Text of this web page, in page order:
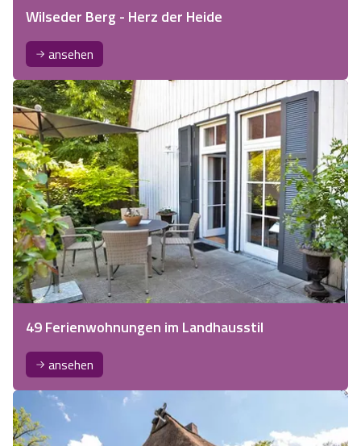
Wilseder Berg - Herz der Heide
ansehen
49 Ferienwohnungen im Landhausstil
ansehen